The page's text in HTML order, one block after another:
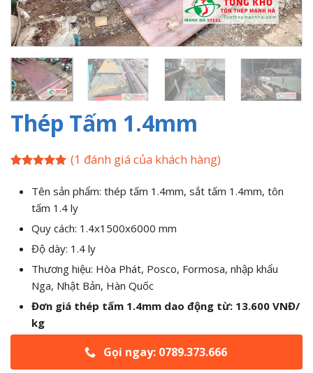
Thép Tấm 1.4mm
dựa trên
đánh giá
(1 đánh giá của khách hàng)
Tên sản phẩm: thép tấm 1.4mm, sắt tấm 1.4mm, tôn
tấm 1.4 ly
Quy cách: 1.4x1500x6000 mm
Độ dày: 1.4 ly
Thương hiệu: Hòa Phát, Posco, Formosa, nhập khẩu
Nga, Nhật Bản, Hàn Quốc
Đơn giá thép tấm 1.4mm dao động từ: 13.600 VNĐ/
kg
Gọi ngay: 0789.373.666